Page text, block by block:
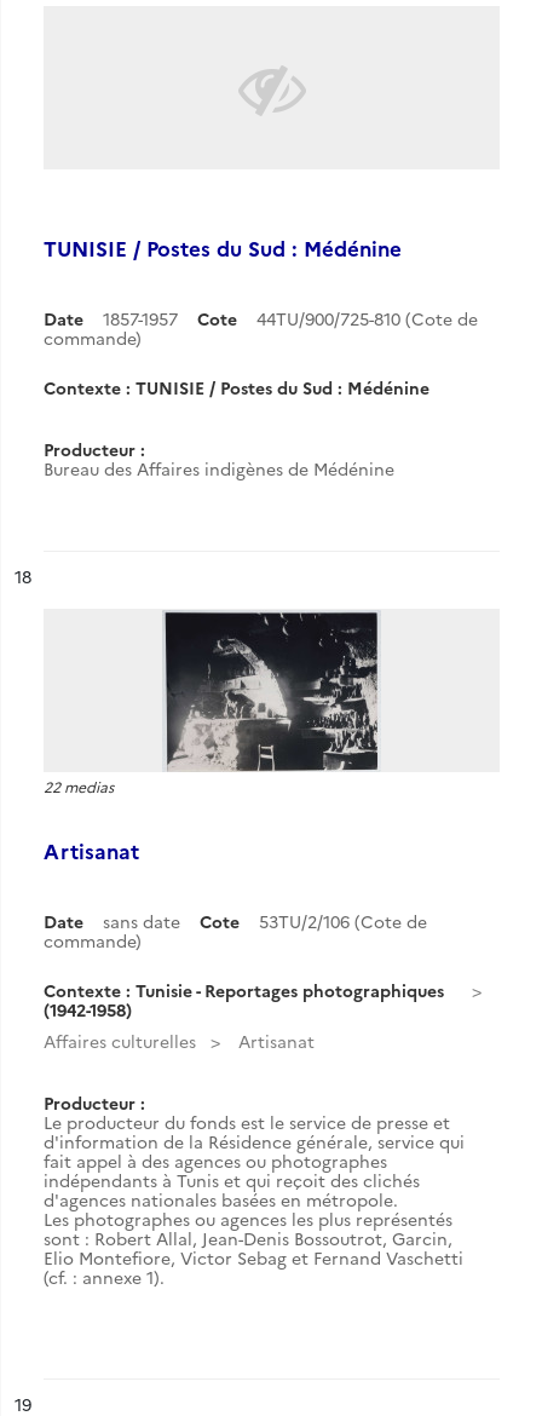
TUNISIE / Postes du Sud : Médénine
Date 1857-1957 Cote
44TU/900/725-810 (Cote de
commande)
Contexte : TUNISIE / Postes du Sud : Médénine
Producteur :
Bureau des Affaires indigènes de Médénine
n°
18
22 medias
Artisanat
Date sans date Cote
53TU/2/106 (Cote de
commande)
Contexte : Tunisie - Reportages photographiques
(1942-1958)
Affaires culturelles
Artisanat
Producteur :
Le producteur du fonds est le service de presse et
d'information de la Résidence générale, service qui
fait appel à des agences ou photographes
indépendants à Tunis et qui reçoit des clichés
d'agences nationales basées en métropole.
Les photographes ou agences les plus représentés
sont : Robert Allal, Jean-Denis Bossoutrot, Garcin,
Elio Montefiore, Victor Sebag et Fernand Vaschetti
(cf. : annexe 1).
n°
19